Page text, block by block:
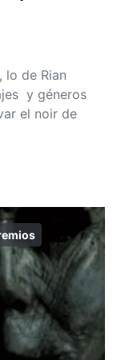
lo de Rian
y géneros
el noir de